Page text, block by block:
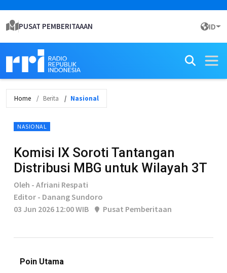
PUSAT PEMBERITAAAN ID
Home Berita Nasional
NASIONAL
Komisi IX Soroti Tantangan
Distribusi MBG untuk Wilayah 3T
Oleh - Afriani Respati
Editor - Danang Sundoro
03 Jun 2026 12:00 WIB
Pusat Pemberitaan
Poin Utama